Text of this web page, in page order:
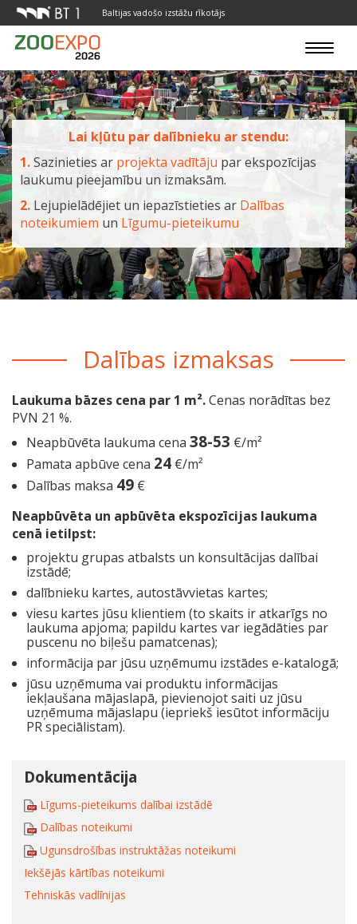
Baltijas vadošo izstāžu rīkotājs
Toggle
Lai kļūtu par dalībnieku ar stendu:
1.Sazinieties ar projekta vadītāju par ekspozīcijas
laukumu pieejamību un izmaksām.
2. Lejupielādējiet un iepazīstieties ar Dalības
noteikumiem un Līgumu-pieteikumu
Dalības izmaksas
Laukuma bāzes cena par 1 m².Cenas norādītas bez
PVN 21 %.
Neapbūvēta laukuma cena 38-53 €/m²
Pamata apbūve cena 24 €/m²
Dalības maksa 49 €
Neapbūvēta un apbūvēta ekspozīcijas laukuma
cenā ietilpst:
projektu grupas atbalsts un konsultācijas dalībai
izstādē;
dalībnieku kartes, autostāvvietas kartes;
viesu kartes jūsu klientiem (to skaits ir atkarīgs no
laukuma apjoma; papildu kartes var iegādāties par
puscenu no biļešu pamatcenas);
informācija par jūsu uzņēmumu izstādes e-katalogā;
jūsu uzņēmuma vai produktu informācijas
iekļaušana mājaslapā, pievienojot saiti uz jūsu
uzņēmuma mājaslapu (iepriekš iesūtot informāciju
PR speciālistam).
Dokumentācija
Līgums-pieteikums dalībai izstādē
Dalības noteikumi
Ugunsdrošības instruktāžas noteikumi
Iekšējās kārtības noteikumi
Tehniskās vadlīnijas